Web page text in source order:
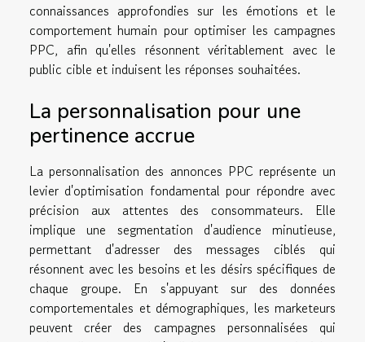
connaissances approfondies sur les émotions et le
comportement humain pour optimiser les campagnes
PPC, afin qu'elles résonnent véritablement avec le
public cible et induisent les réponses souhaitées.
La personnalisation pour une
pertinence accrue
La personnalisation des annonces PPC représente un
levier d'optimisation fondamental pour répondre avec
précision aux attentes des consommateurs. Elle
implique une segmentation d'audience minutieuse,
permettant d'adresser des messages ciblés qui
résonnent avec les besoins et les désirs spécifiques de
chaque groupe. En s'appuyant sur des données
comportementales et démographiques, les marketeurs
peuvent créer des campagnes personnalisées qui